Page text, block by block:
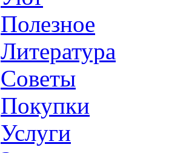
Полезное
Литература
Советы
Покупки
Услуги